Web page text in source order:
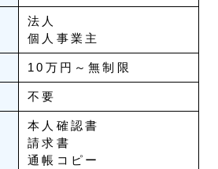
法人
個人事業主
10万円～無制限
不要
本人確認書
請求書
通帳コピー